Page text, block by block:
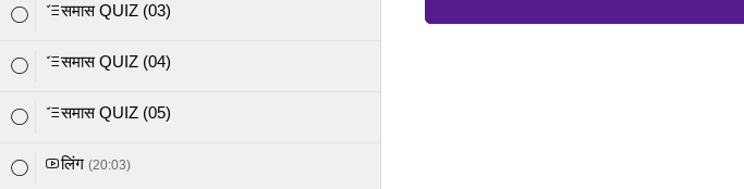
समास QUIZ (03)
समास QUIZ (04)
समास QUIZ (05)
लिंग (20:03)